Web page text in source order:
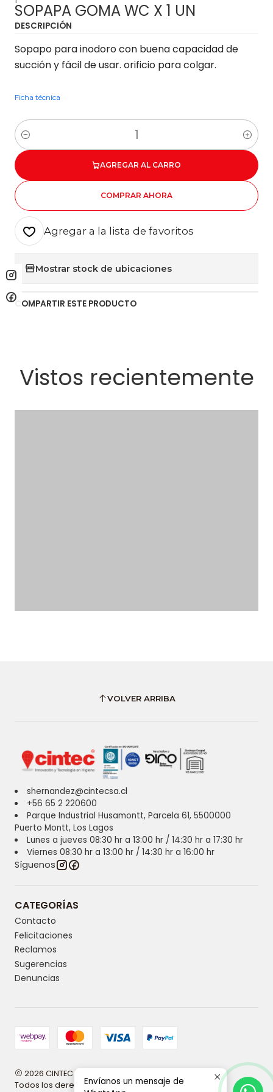
SOPAPA GOMA WC X 1 UN
DESCRIPCIÓN
Sopapo para inodoro con buena capacidad de
succión y fácil de usar. orificio para colgar.
Ficha técnica
Cantidad
AGREGAR AL CARRO
COMPRAR AHORA
Agregar a la lista de favoritos
Mostrar stock de ubicaciones
COMPARTIR ESTE PRODUCTO
Vistos recientemente
VOLVER ARRIBA
shernandez@cintecsa.cl
+56 65 2 220600
Parque Industrial Husamontt, Parcela 61, 5500000
Puerto Montt, Los Lagos
Lunes a jueves 08:30 hr a 13:00 hr / 14:30 hr a 17:30 hr
Viernes 08:30 hr a 13:00 hr / 14:30 hr a 16:00 hr
Síguenos
CATEGORÍAS
Contacto
Felicitaciones
Reclamos
Sugerencias
Denuncias
2026 CINTEC | Innovación y tecnología en higiene.
Todos los derechos reservados.Desarrollado por
Envíanos un mensaje de